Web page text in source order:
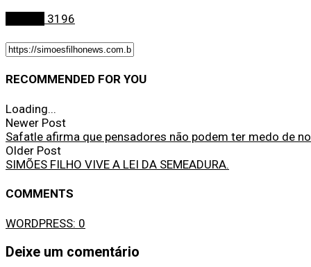
3196
RECOMMENDED FOR YOU
Loading...
Newer Post
Safatle afirma que pensadores não podem ter medo de
Older Post
SIMÕES FILHO VIVE A LEI DA SEMEADURA.
COMMENTS
WORDPRESS: 0
Deixe um comentário